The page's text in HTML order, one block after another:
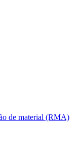
de material (RMA)